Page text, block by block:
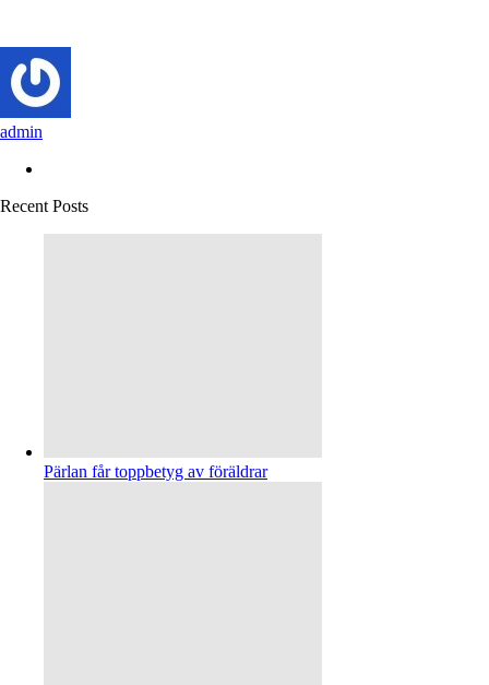
admin
Recent Posts
Pärlan får toppbetyg av föräldrar